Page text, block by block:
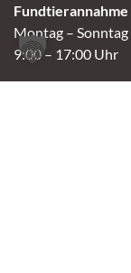
Fundtierannahme
Montag – Sonntag
9:00 – 17:00 Uhr